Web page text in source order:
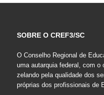
SOBRE O CREF3/SC
O Conselho Regional de
uma autarquia federal, com o
zelando pela qualidade dos
próprias dos profissionais de